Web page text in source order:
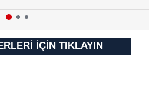
İÇİN TIKLAYIN